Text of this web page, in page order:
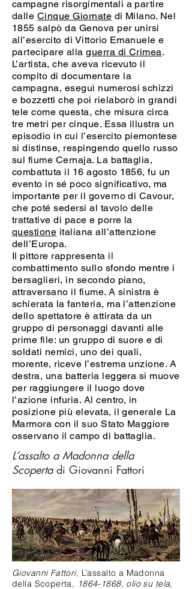
campagne risorgimentali a partire
dalle Cinque Giornate di Milano. Nel
1855 salpò da Genova per unirsi
all’esercito di Vittorio Emanuele e
partecipare allaguerra di Crimea.
L’artista, che aveva ricevuto il
compito di documentare la
campagna, eseguì numerosi schizzi
e bozzetti che poi rielaborò in grandi
tele come questa, che misura circa
tre metri per cinque. Essa illustra un
episodio in cui l’esercito piemontese
si distinse, respingendo quello russo
sul fiume Cernaja. La battaglia,
combattuta il 16 agosto 1856, fu un
evento in sé poco significativo, ma
importante per il governo di Cavour,
che poté sedersi al tavolo delle
trattative di pace e porre la
questione italiana all’attenzione
dell’Europa.
Il pittore rappresenta il
combattimento sullo sfondo mentre i
bersaglieri, in secondo piano,
attraversano il fiume. A sinistra è
schierata la fanteria, ma l’attenzione
dello spettatore è attirata da un
gruppo di personaggi davanti alle
prime file: un gruppo di suore e di
soldati nemici, uno dei quali,
morente, riceve l’estrema unzione. A
destra, una batteria leggera si muove
per raggiungere il luogo dove
l’azione infuria. Al centro, in
posizione più elevata, il generale La
Marmora con il suo Stato Maggiore
osservano il campo di battaglia.
L’assalto a Madonna della
Scoperta di Giovanni Fattori
Giovanni Fattori, L’assalto a Madonna
della Scoperta, 1864-1868, olio su tela,